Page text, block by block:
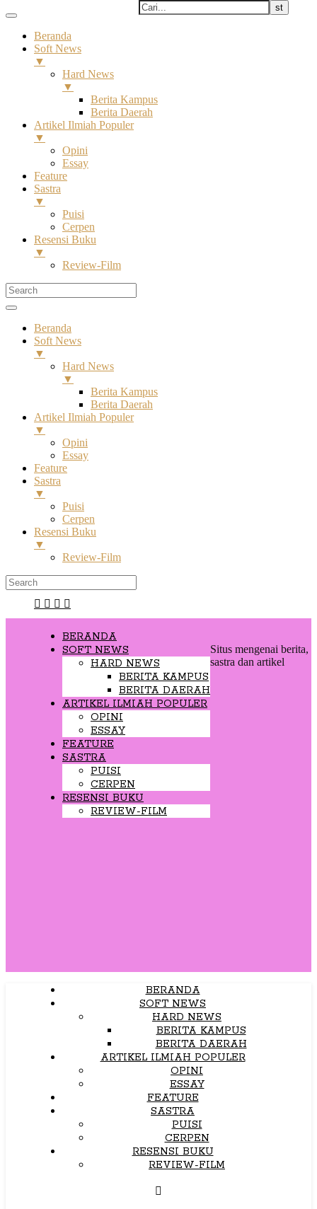
Beranda
Soft News
▼
Hard News
▼
Berita Kampus
Berita Daerah
Artikel Ilmiah Populer
▼
Opini
Essay
Feature
Sastra
▼
Puisi
Cerpen
Resensi Buku
▼
Review-Film
Beranda
Soft News
▼
Hard News
▼
Berita Kampus
Berita Daerah
Artikel Ilmiah Populer
▼
Opini
Essay
Feature
Sastra
▼
Puisi
Cerpen
Resensi Buku
▼
Review-Film
BERANDA
SOFT NEWS
HARD NEWS
BERITA KAMPUS
BERITA DAERAH
ARTIKEL ILMIAH POPULER
OPINI
ESSAY
FEATURE
SASTRA
PUISI
CERPEN
RESENSI BUKU
REVIEW-FILM
Situs mengenai berita,
sastra dan artikel
BERANDA
SOFT NEWS
HARD NEWS
BERITA KAMPUS
BERITA DAERAH
ARTIKEL ILMIAH POPULER
OPINI
ESSAY
FEATURE
SASTRA
PUISI
CERPEN
RESENSI BUKU
REVIEW-FILM